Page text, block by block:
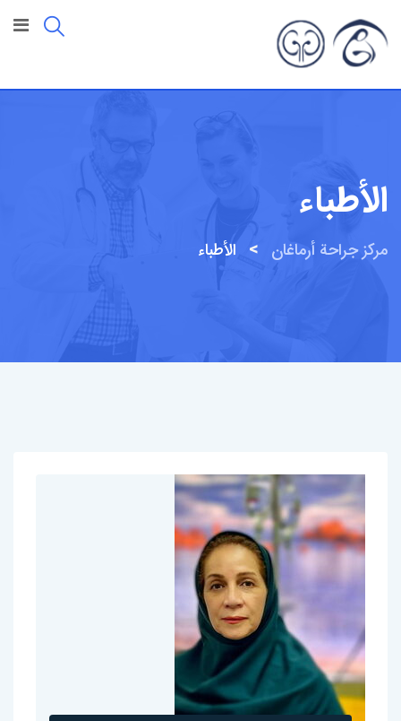
الى
المحتوى
الأطباء
مركز جراحة أرماغان > الأطباء